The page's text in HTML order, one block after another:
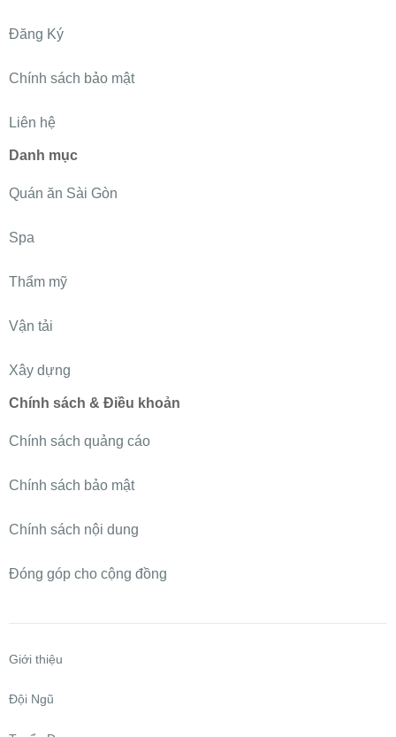
Đăng Ký
Chính sách bảo mật
Liên hệ
Danh mục
Quán ăn Sài Gòn
Spa
Thẩm mỹ
Vận tải
Xây dựng
Chính sách & Điều khoản
Chính sách quảng cáo
Chính sách bảo mật
Chính sách nội dung
Đóng góp cho cộng đồng
Giới thiệu
Đội Ngũ